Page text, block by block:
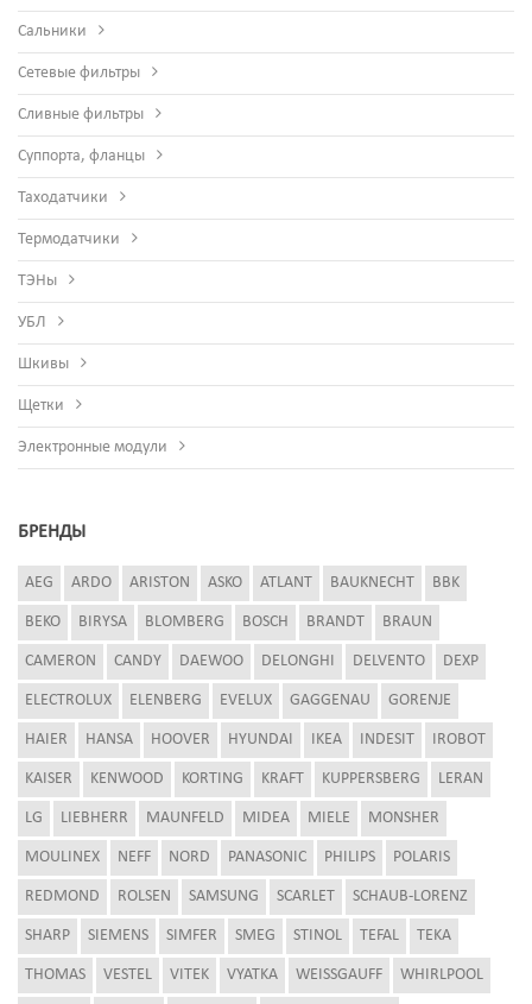
Сальники
Сетевые фильтры
Сливные фильтры
Суппорта, фланцы
Таходатчики
Термодатчики
ТЭНы
УБЛ
Шкивы
Щетки
Электронные модули
БРЕНДЫ
AEG ARDO ARISTON ASKO ATLANT BAUKNECHT BBK
BEKO BIRYSA BLOMBERG BOSCH BRANDT BRAUN
CAMERON CANDY DAEWOO DELONGHI DELVENTO DEXP
ELECTROLUX ELENBERG EVELUX GAGGENAU GORENJE
HAIER HANSA HOOVER HYUNDAI IKEA INDESIT IROBOT
KAISER KENWOOD KORTING KRAFT KUPPERSBERG LERAN
LG LIEBHERR MAUNFELD MIDEA MIELE MONSHER
MOULINEX NEFF NORD PANASONIC PHILIPS POLARIS
REDMOND ROLSEN SAMSUNG SCARLET SCHAUB-LORENZ
SHARP SIEMENS SIMFER SMEG STINOL TEFAL TEKA
THOMAS VESTEL VITEK VYATKA WEISSGAUFF WHIRLPOOL